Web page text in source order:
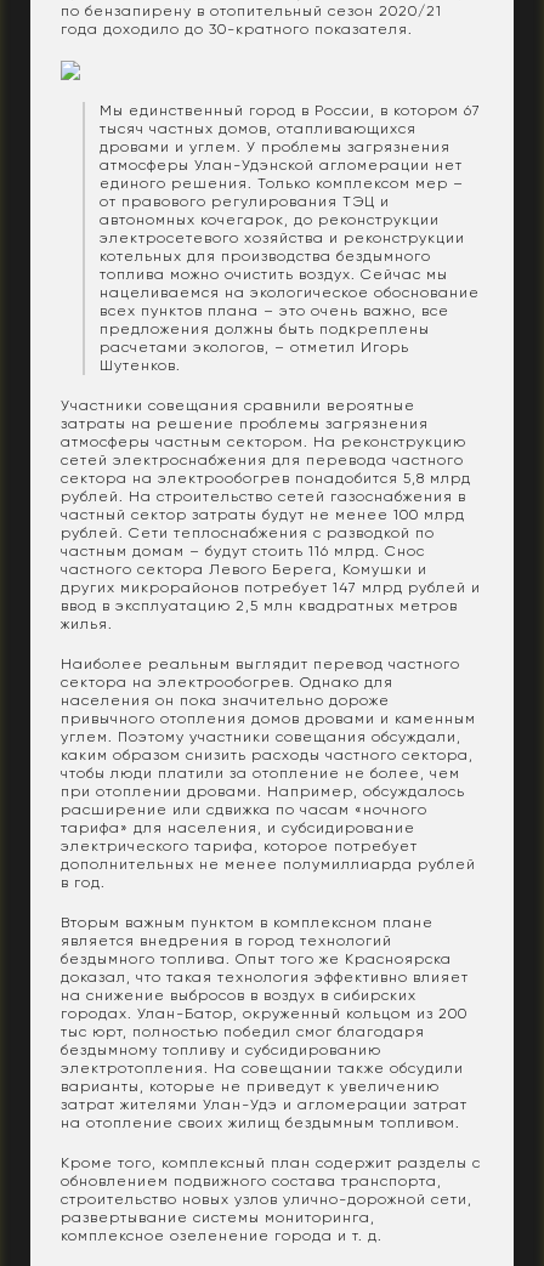
по бензапирену в отопительный сезон 2020/21
года доходило до 30-кратного показателя.
Мы единственный город в России, в котором 67
тысяч частных домов, отапливающихся
дровами и углем. У проблемы загрязнения
атмосферы Улан-Удэнской агломерации нет
единого решения. Только комплексом мер –
от правового регулирования ТЭЦ и
автономных кочегарок, до реконструкции
электросетевого хозяйства и реконструкции
котельных для производства бездымного
топлива можно очистить воздух. Сейчас мы
нацеливаемся на экологическое обоснование
всех пунктов плана – это очень важно, все
предложения должны быть подкреплены
расчетами экологов, – отметил Игорь
Шутенков.
Участники совещания сравнили вероятные
затраты на решение проблемы загрязнения
атмосферы частным сектором. На реконструкцию
сетей электроснабжения для перевода частного
сектора на электрообогрев понадобится 5,8 млрд
рублей. На строительство сетей газоснабжения в
частный сектор затраты будут не менее 100 млрд
рублей. Сети теплоснабжения с разводкой по
частным домам – будут стоить 116 млрд. Снос
частного сектора Левого Берега, Комушки и
других микрорайонов потребует 147 млрд рублей и
ввод в эксплуатацию 2,5 млн квадратных метров
жилья.
Наиболее реальным выглядит перевод частного
сектора на электрообогрев. Однако для
населения он пока значительно дороже
привычного отопления домов дровами и каменным
углем. Поэтому участники совещания обсуждали,
каким образом снизить расходы частного сектора,
чтобы люди платили за отопление не более, чем
при отоплении дровами. Например, обсуждалось
расширение или сдвижка по часам «ночного
тарифа» для населения, и субсидирование
электрического тарифа, которое потребует
дополнительных не менее полумиллиарда рублей
в год.
Вторым важным пунктом в комплексном плане
является внедрения в город технологий
бездымного топлива. Опыт того же Красноярска
доказал, что такая технология эффективно влияет
на снижение выбросов в воздух в сибирских
городах. Улан-Батор, окруженный кольцом из 200
тыс юрт, полностью победил смог благодаря
бездымному топливу и субсидированию
электротопления. На совещании также обсудили
варианты, которые не приведут к увеличению
затрат жителями Улан-Удэ и агломерации затрат
на отопление своих жилищ бездымным топливом.
Кроме того, комплексный план содержит разделы с
обновлением подвижного состава транспорта,
строительство новых узлов улично-дорожной сети,
развертывание системы мониторинга,
комплексное озеленение города и т. д.